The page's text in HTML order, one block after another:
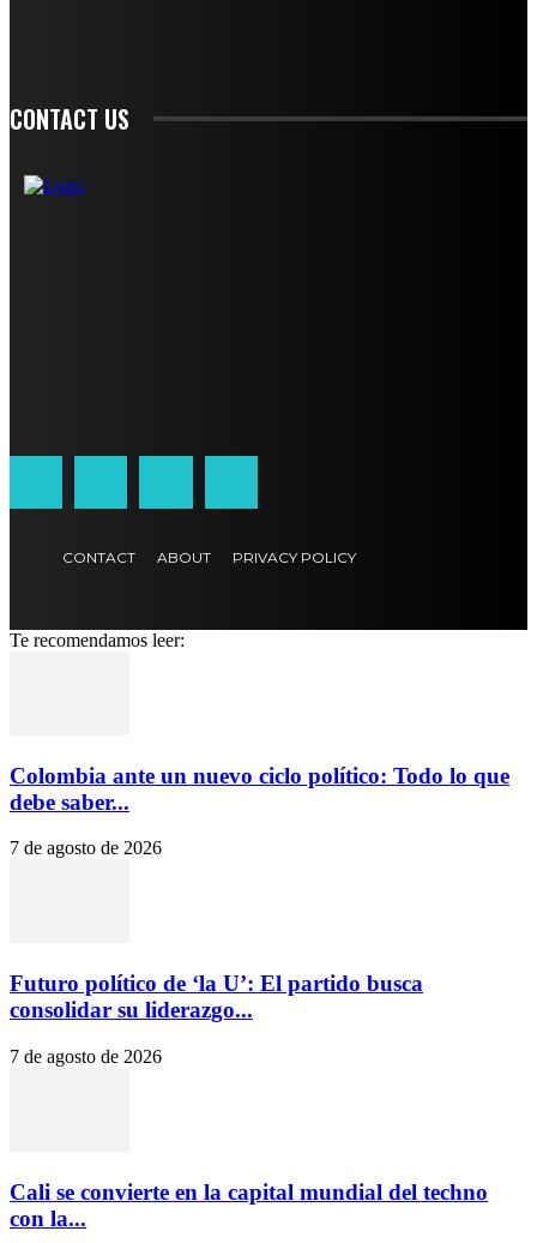
CONTACT US
CONTACT ABOUT PRIVACY POLICY
Te recomendamos leer:
Colombia ante un nuevo ciclo político: Todo lo que
debe saber...
7 de agosto de 2026
Futuro político de ‘la U’: El partido busca
consolidar su liderazgo...
7 de agosto de 2026
Cali se convierte en la capital mundial del techno
con la...